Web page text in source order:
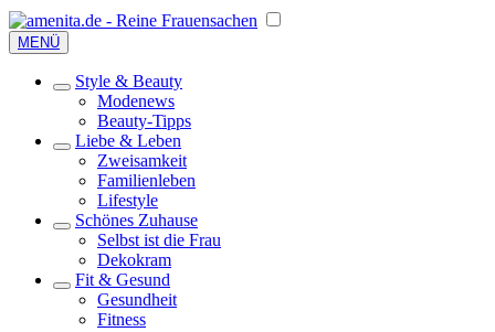
MENÜ
Style & Beauty
Modenews
Beauty-Tipps
Liebe & Leben
Zweisamkeit
Familienleben
Lifestyle
Schönes Zuhause
Selbst ist die Frau
Dekokram
Fit & Gesund
Gesundheit
Fitness